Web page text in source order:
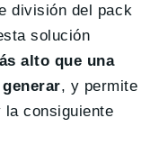
división del pack
solución
alto que una
, y permite
consiguiente